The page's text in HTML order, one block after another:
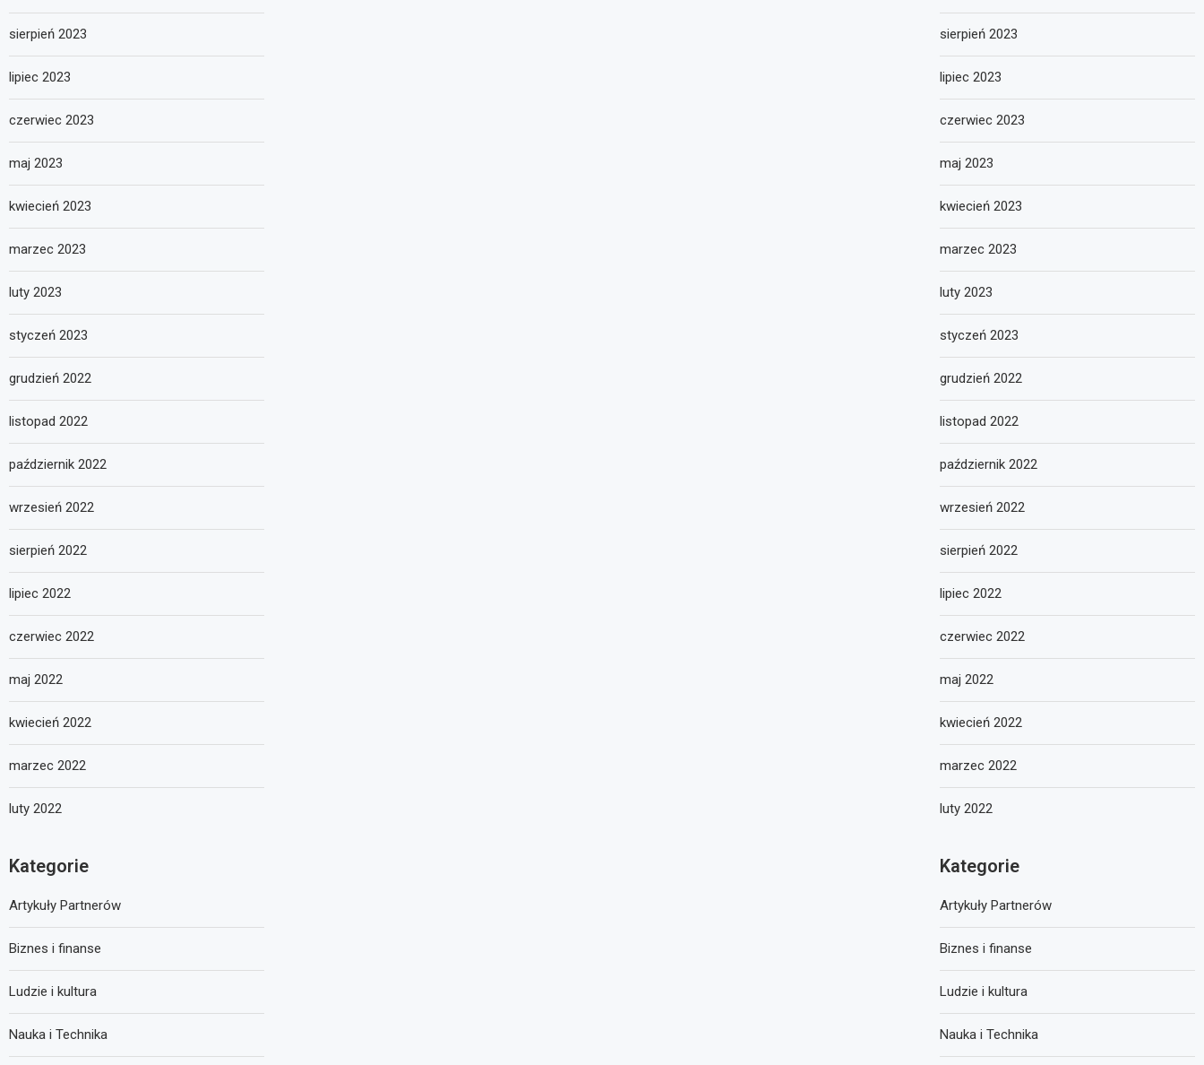
sierpień 2023
lipiec 2023
czerwiec 2023
maj 2023
kwiecień 2023
marzec 2023
luty 2023
styczeń 2023
grudzień 2022
listopad 2022
październik 2022
wrzesień 2022
sierpień 2022
lipiec 2022
czerwiec 2022
maj 2022
kwiecień 2022
marzec 2022
luty 2022
Kategorie
Artykuły Partnerów
Biznes i finanse
Ludzie i kultura
Nauka i Technika
sierpień 2023
lipiec 2023
czerwiec 2023
maj 2023
kwiecień 2023
marzec 2023
luty 2023
styczeń 2023
grudzień 2022
listopad 2022
październik 2022
wrzesień 2022
sierpień 2022
lipiec 2022
czerwiec 2022
maj 2022
kwiecień 2022
marzec 2022
luty 2022
Kategorie
Artykuły Partnerów
Biznes i finanse
Ludzie i kultura
Nauka i Technika